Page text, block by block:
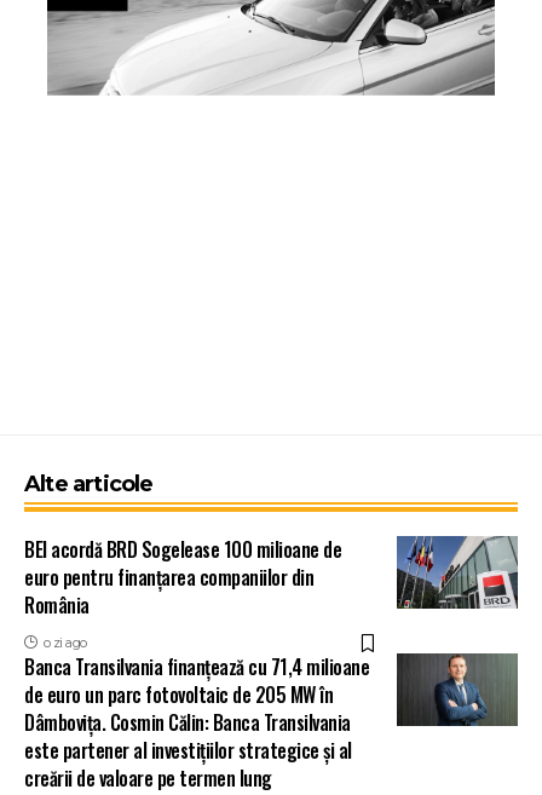
Alte articole
BEI acordă BRD Sogelease 100 milioane de
euro pentru finanțarea companiilor din
România
o zi ago
Banca Transilvania finanțează cu 71,4 milioane
de euro un parc fotovoltaic de 205 MW în
Dâmbovița. Cosmin Călin: Banca Transilvania
este partener al investițiilor strategice și al
creării de valoare pe termen lung